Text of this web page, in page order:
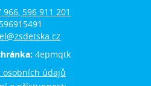
966, 596 911 201
596915491
4epmqtk
osobních údajů